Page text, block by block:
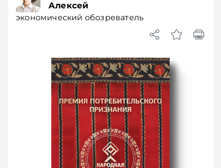
Алексей
экономический обозреватель